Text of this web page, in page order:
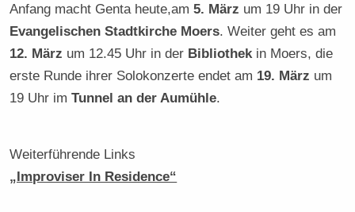
Anfang macht Genta heute,am5. März um 19 Uhr in der
Evangelischen Stadtkirche Moers. Weiter geht es am
12. März um 12.45 Uhr in der Bibliothekin Moers, die
erste Runde ihrer Solokonzerte endet am 19. März um
19 Uhr imTunnel an der Aumühle.
Weiterführende Links
„Improviser In Residence“